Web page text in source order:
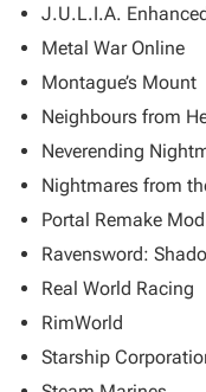
J.U.L.I.A.
Metal War Online
Montague’s Mount
Neighbours from
Neverending
Nightmares from
Portal Remake Mod
Ravensword:
Real World Racing
RimWorld
Starship